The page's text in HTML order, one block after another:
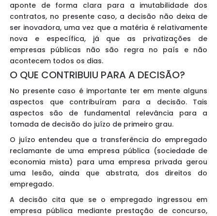
aponte de forma clara para a imutabilidade dos
contratos, no presente caso, a decisão não deixa de
ser inovadora, uma vez que a matéria é relativamente
nova e específica, já que as privatizações de
empresas públicas não são regra no país e não
acontecem todos os dias.
O QUE CONTRIBUIU PARA A DECISÃO?
No presente caso é importante ter em mente alguns
aspectos que contribuíram para a decisão. Tais
aspectos são de fundamental relevância para a
tomada de decisão do juízo de primeiro grau.
O juízo entendeu que a transferência do empregado
reclamante de uma empresa pública (sociedade de
economia mista) para uma empresa privada gerou
uma lesão, ainda que abstrata, dos direitos do
empregado.
A decisão cita que se o empregado ingressou em
empresa pública mediante prestação de concurso,